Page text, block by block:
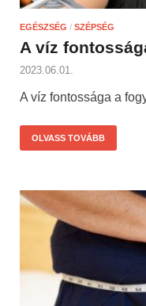
EGÉSZSÉG / SZÉPSÉG
A víz
2023.06.01.
A víz fontossága a
OLVASS TOVÁBB